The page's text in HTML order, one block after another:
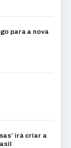
para a nova
irá criar a